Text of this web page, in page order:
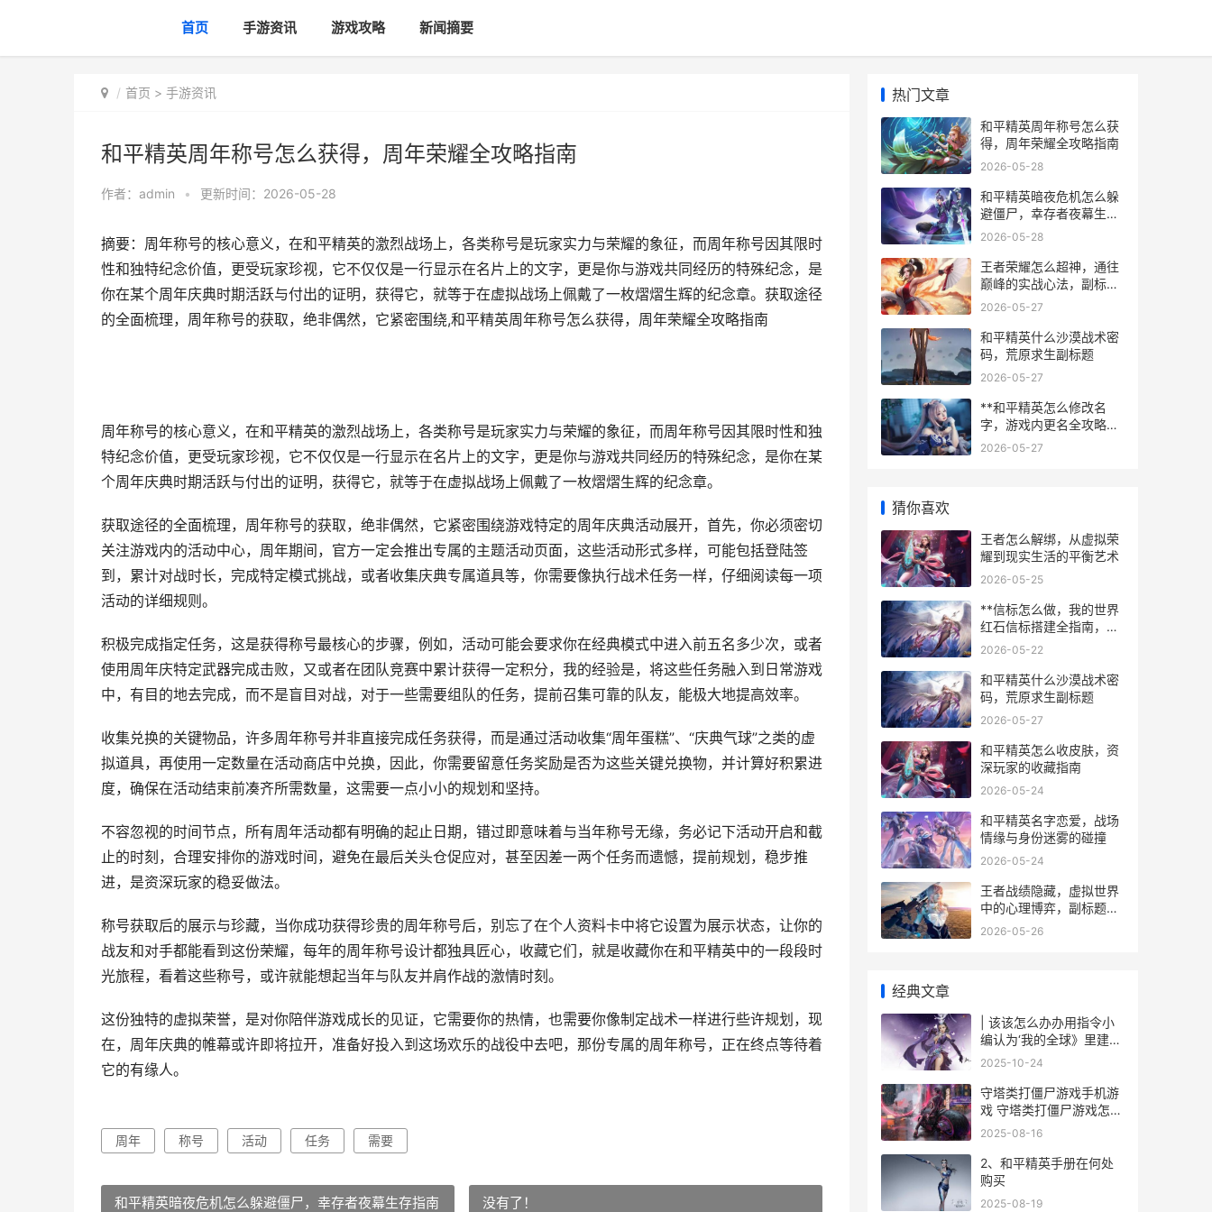
首页 手游资讯 游戏攻略 新闻摘要
首页 > 手游资讯
和平精英周年称号怎么获得，周年荣耀全攻略指南
作者： admin • 更新时间：2026-05-28
摘要：周年称号的核心意义，在和平精英的激烈战场上，各类称号是玩家实力与荣耀的象征，而周年称号因其限时
性和独特纪念价值，更受玩家珍视，它不仅仅是一行显示在名片上的文字，更是你与游戏共同经历的特殊纪念，是
你在某个周年庆典时期活跃与付出的证明，获得它，就等于在虚拟战场上佩戴了一枚熠熠生辉的纪念章。获取途径
的全面梳理，周年称号的获取，绝非偶然，它紧密围绕,和平精英周年称号怎么获得，周年荣耀全攻略指南
周年称号的核心意义，在和平精英的激烈战场上，各类称号是玩家实力与荣耀的象征，而周年称号因其限时性和独
特纪念价值，更受玩家珍视，它不仅仅是一行显示在名片上的文字，更是你与游戏共同经历的特殊纪念，是你在某
个周年庆典时期活跃与付出的证明，获得它，就等于在虚拟战场上佩戴了一枚熠熠生辉的纪念章。
获取途径的全面梳理，周年称号的获取，绝非偶然，它紧密围绕游戏特定的周年庆典活动展开，首先，你必须密切
关注游戏内的活动中心，周年期间，官方一定会推出专属的主题活动页面，这些活动形式多样，可能包括登陆签
到，累计对战时长，完成特定模式挑战，或者收集庆典专属道具等，你需要像执行战术任务一样，仔细阅读每一项
活动的详细规则。
积极完成指定任务，这是获得称号最核心的步骤，例如，活动可能会要求你在经典模式中进入前五名多少次，或者
使用周年庆特定武器完成击败，又或者在团队竞赛中累计获得一定积分，我的经验是，将这些任务融入到日常游戏
中，有目的地去完成，而不是盲目对战，对于一些需要组队的任务，提前召集可靠的队友，能极大地提高效率。
收集兑换的关键物品，许多周年称号并非直接完成任务获得，而是通过活动收集“周年蛋糕”、“庆典气球”之类的虚
拟道具，再使用一定数量在活动商店中兑换，因此，你需要留意任务奖励是否为这些关键兑换物，并计算好积累进
度，确保在活动结束前凑齐所需数量，这需要一点小小的规划和坚持。
不容忽视的时间节点，所有周年活动都有明确的起止日期，错过即意味着与当年称号无缘，务必记下活动开启和截
止的时刻，合理安排你的游戏时间，避免在最后关头仓促应对，甚至因差一两个任务而遗憾，提前规划，稳步推
进，是资深玩家的稳妥做法。
称号获取后的展示与珍藏，当你成功获得珍贵的周年称号后，别忘了在个人资料卡中将它设置为展示状态，让你的
战友和对手都能看到这份荣耀，每年的周年称号设计都独具匠心，收藏它们，就是收藏你在和平精英中的一段段时
光旅程，看着这些称号，或许就能想起当年与队友并肩作战的激情时刻。
这份独特的虚拟荣誉，是对你陪伴游戏成长的见证，它需要你的热情，也需要你像制定战术一样进行些许规划，现
在，周年庆典的帷幕或许即将拉开，准备好投入到这场欢乐的战役中去吧，那份专属的周年称号，正在终点等待着
它的有缘人。
周年 称号 活动 任务 需要
和平精英暗夜危机怎么躲避僵尸，幸存者夜幕生存指南 没有了！
热门文章
和平精英周年称号怎么获
得，周年荣耀全攻略指南
2026-05-28
和平精英暗夜危机怎么躲
避僵尸，幸存者夜幕生存
指南
2026-05-28
王者荣耀怎么超神，通往
巅峰的实战心法，副标
题，意识操作与心态的终
2026-05-27
和平精英什么沙漠战术密
码，荒原求生副标题
2026-05-27
**和平精英怎么修改名
字，游戏内更名全攻略与
心得分享，副标题，资深
2026-05-27
猜你喜欢
王者怎么解绑，从虚拟荣
耀到现实生活的平衡艺术
2026-05-25
**信标怎么做，我的世界
红石信标搭建全指南，副
标题，从选址到激活的完
2026-05-22
和平精英什么沙漠战术密
码，荒原求生副标题
2026-05-27
和平精英怎么收皮肤，资
深玩家的收藏指南
2026-05-24
和平精英名字恋爱，战场
情缘与身份迷雾的碰撞
2026-05-24
王者战绩隐藏，虚拟世界
中的心理博弈，副标题，
数字面纱下的自我重塑
2026-05-26
经典文章
| 该该怎么办办用指令小
编认为‘我的全球》里建造
梦幻雪屋
2025-10-24
守塔类打僵尸游戏手机游
戏 守塔类打僵尸游戏怎么
玩
2025-08-16
2、和平精英手册在何处
购买
2025-08-19